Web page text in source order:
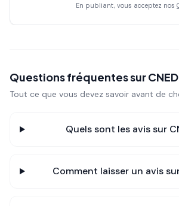
En publiant, vous acceptez nos
Questions fréquentes surCNED
Tout ce que vous devez savoir avant de
Quels sont les avis sur
Comment laisser un avis